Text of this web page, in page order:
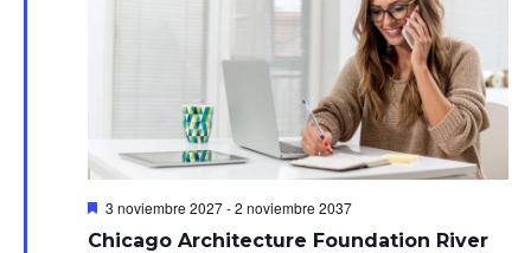
Chicago Architecture Foundation River
Destacado
3 noviembre 2027-2 noviembre 2037